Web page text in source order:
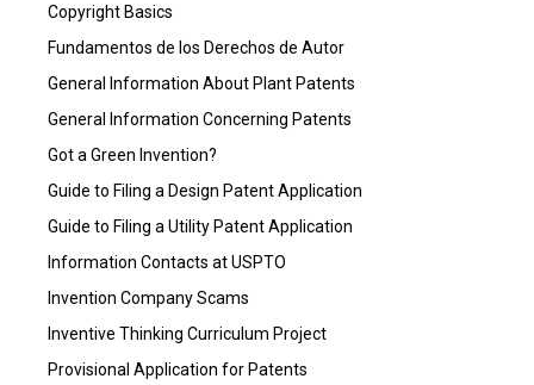
Copyright Basics
Fundamentos de los Derechos de Autor
General Information About Plant Patents
General Information Concerning Patents
Got a Green Invention?
Guide to Filing a Design Patent Application
Guide to Filing a Utility Patent Application
Information Contacts at USPTO
Invention Company Scams
Inventive Thinking Curriculum Project
Provisional Application for Patents